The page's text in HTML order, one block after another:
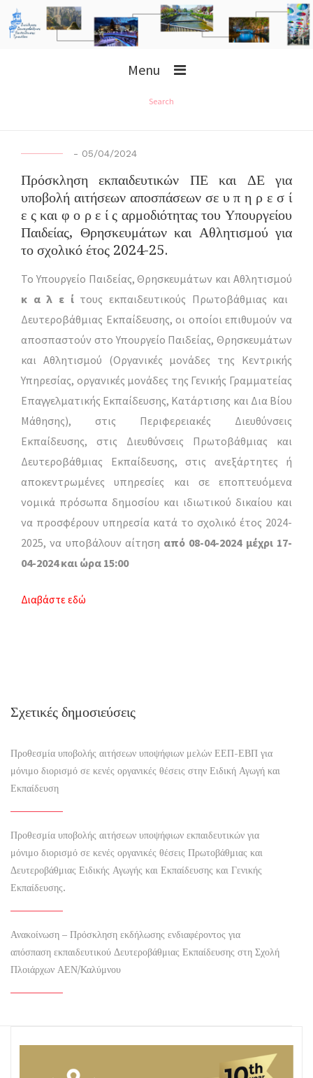
Menu
Search
- 05/04/2024
Πρόσκληση εκπαιδευτικών ΠΕ και ΔΕ για
υποβολή αιτήσεων αποσπάσεων σε υ π η ρ ε σ ί
ε ς και φ ο ρ ε ί ς αρμοδιότητας του Υπουργείου
Παιδείας, Θρησκευμάτων και Αθλητισμού για
το σχολικό έτος 2024-25.
Το Υπουργείο Παιδείας, Θρησκευμάτων και Αθλητισμού
κ α λ ε ί τους εκπαιδευτικούς Πρωτοβάθμιας και
Δευτεροβάθμιας Εκπαίδευσης, οι οποίοι επιθυμούν να
αποσπαστούν στο Υπουργείο Παιδείας, Θρησκευμάτων
και Αθλητισμού (Οργανικές μονάδες της Κεντρικής
Υπηρεσίας, οργανικές μονάδες της Γενικής Γραμματείας
Επαγγελματικής Εκπαίδευσης, Κατάρτισης και Δια Βίου
Μάθησης), στις Περιφερειακές Διευθύνσεις
Εκπαίδευσης, στις Διευθύνσεις Πρωτοβάθμιας και
Δευτεροβάθμιας Εκπαίδευσης, στις ανεξάρτητες ή
αποκεντρωμένες υπηρεσίες και σε εποπτευόμενα
νομικά πρόσωπα δημοσίου και ιδιωτικού δικαίου και
να προσφέρουν υπηρεσία κατά το σχολικό έτος 2024-
2025, να υποβάλουν αίτηση από 08-04-2024 μέχρι 17-
04-2024 και ώρα 15:00
Διαβάστε εδώ
Σχετικές δημοσιεύσεις
Προθεσμία υποβολής αιτήσεων υποψήφιων μελών ΕΕΠ-ΕΒΠ για
μόνιμο διορισμό σε κενές οργανικές θέσεις στην Ειδική Αγωγή και
Εκπαίδευση
Προθεσμία υποβολής αιτήσεων υποψήφιων εκπαιδευτικών για
μόνιμο διορισμό σε κενές οργανικές θέσεις Πρωτοβάθμιας και
Δευτεροβάθμιας Ειδικής Αγωγής και Εκπαίδευσης και Γενικής
Εκπαίδευσης.
Ανακοίνωση – Πρόσκληση εκδήλωσης ενδιαφέροντος για
απόσπαση εκπαιδευτικού Δευτεροβάθμιας Εκπαίδευσης στη Σχολή
Πλοιάρχων ΑΕΝ/Καλύμνου